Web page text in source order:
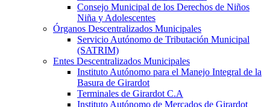
Consejo Municipal de los Derechos de Niños
Niña y Adolescentes
Órganos Descentralizados Municipales
Servicio Autónomo de Tributación Municipal
(SATRIM)
Entes Descentralizados Municipales
Instituto Autónomo para el Manejo Integral de la
Basura de Girardot
Terminales de Girardot C.A
Instituto Autónomo de Mercados de Girardot